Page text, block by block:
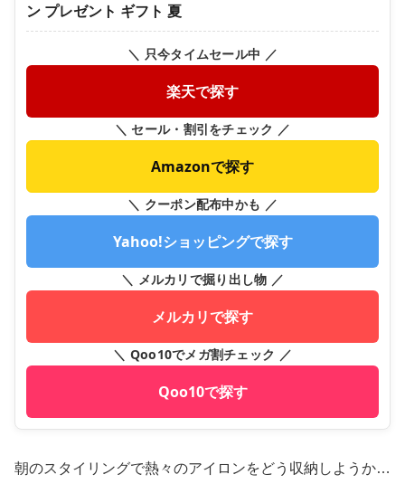
ン プレゼント ギフト 夏
＼ 只今タイムセール中 ／
楽天で探す
＼ セール・割引をチェック ／
Amazonで探す
＼ クーポン配布中かも ／
Yahoo!ショッピングで探す
＼ メルカリで掘り出し物 ／
メルカリで探す
＼ Qoo10でメガ割チェック ／
Qoo10で探す
朝のスタイリングで熱々のアイロンをどう収納しようか…